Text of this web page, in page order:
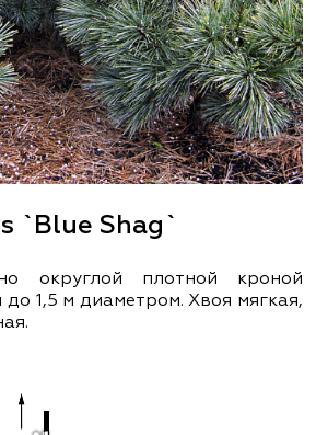
`Blue Shag`
округлой плотной кроной
до 1,5 м диаметром. Хвоя мягкая,